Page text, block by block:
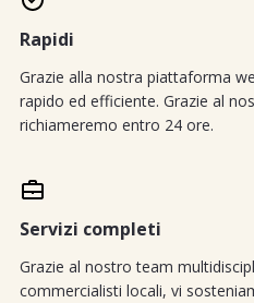
Rapidi
Grazie alla nostra piattaforma
rapido ed efficiente. Grazie al
richiameremo entro 24 ore.
Servizi completi
Grazie al nostro team
commercialisti locali, vi